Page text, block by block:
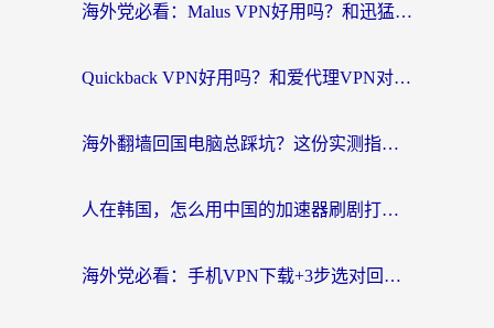
海外党必看：Malus VPN好用吗？和迅猛兔VPN对比哪个回国效果更好？附真实体验与避坑指南
Quickback VPN好用吗？和爱代理VPN对比哪个回国效果更好？
海外翻墙回国电脑总踩坑？这份实测指南帮你选对加速器（附ChickCNinitapMalus对比）
人在韩国，怎么用中国的加速器刷剧打游戏？这份真实体验指南给你答案
海外党必看：手机VPN下载+3步选对回国加速器，无缝刷国内资源不再愁